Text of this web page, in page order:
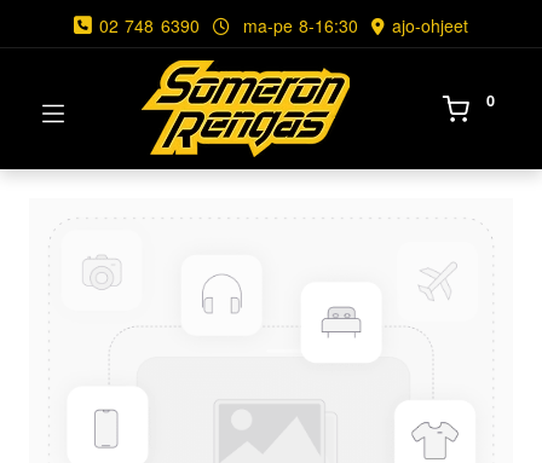
02 748 6390 ma-pe 8-16:30 ajo-ohjeet
0